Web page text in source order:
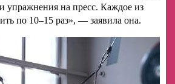
упражнения на пресс. Каждое из
по 10–15 раз», — заявила она.